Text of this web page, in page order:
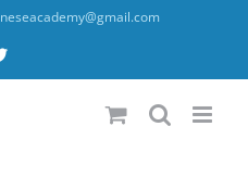
X